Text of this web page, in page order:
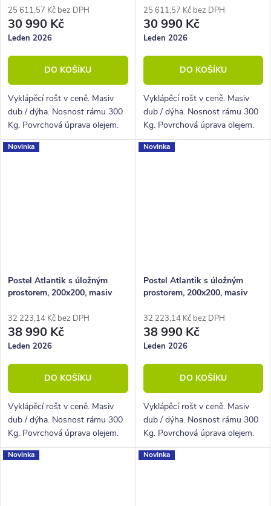
ekokůže
25 611,57 Kč bez DPH
30 990 Kč
Leden 2026
DO KOŠÍKU
Vyklápěcí rošt v ceně. Masiv
dub / dýha. Nosnost rámu 300
Kg. Povrchová úprava olejem.
25 611,57 Kč bez DPH
30 990 Kč
Leden 2026
DO KOŠÍKU
Vyklápěcí rošt v ceně. Masiv
dub / dýha. Nosnost rámu 300
Kg. Povrchová úprava olejem.
Novinka
Postel Atlantik s úložným
prostorem, 200x200, masiv
32 223,14 Kč bez DPH
38 990 Kč
Leden 2026
DO KOŠÍKU
Vyklápěcí rošt v ceně. Masiv
dub / dýha. Nosnost rámu 300
Kg. Povrchová úprava olejem.
Novinka
Postel Atlantik s úložným
prostorem, 200x200, masiv
32 223,14 Kč bez DPH
38 990 Kč
Leden 2026
DO KOŠÍKU
Vyklápěcí rošt v ceně. Masiv
dub / dýha. Nosnost rámu 300
Kg. Povrchová úprava olejem.
Novinka Novinka